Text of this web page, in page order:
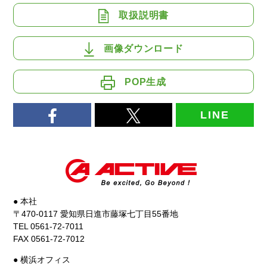
取扱説明書
画像ダウンロード
POP生成
LINE
● 本社
〒470-0117 愛知県日進市藤塚七丁目55番地
TEL 0561-72-7011
FAX 0561-72-7012
● 横浜オフィス